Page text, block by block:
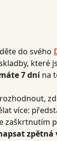
do svého
které
7 dní na
více:
zaškrtnutím
zpětná